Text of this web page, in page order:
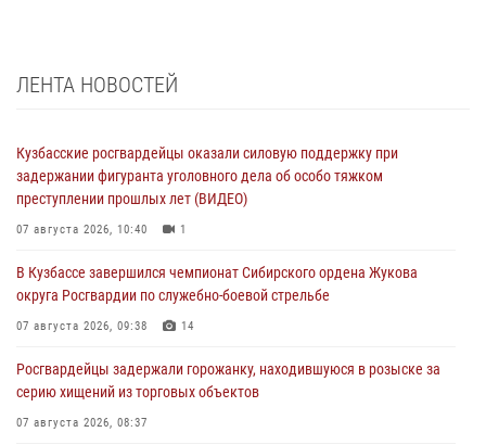
ЛЕНТА НОВОСТЕЙ
Кузбасские росгвардейцы оказали силовую поддержку при
задержании фигуранта уголовного дела об особо тяжком
преступлении прошлых лет (ВИДЕО)
07 августа 2026, 10:40 1
В Кузбассе завершился чемпионат Сибирского ордена Жукова
округа Росгвардии по служебно-боевой стрельбе
07 августа 2026, 09:38 14
Росгвардейцы задержали горожанку, находившуюся в розыске за
серию хищений из торговых объектов
07 августа 2026, 08:37